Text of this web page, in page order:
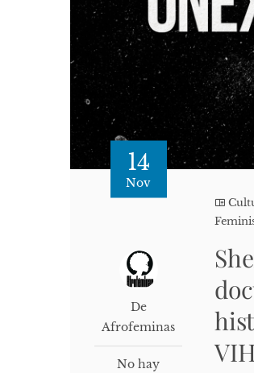
14
Nov
De
Afrofeminas
No hay